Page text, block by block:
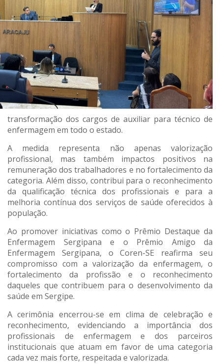
transformação dos cargos de auxiliar para técnico de
enfermagem em todo o estado.
A medida representa não apenas valorização
profissional, mas também impactos positivos na
remuneração dos trabalhadores e no fortalecimento da
categoria. Além disso, contribui para o reconhecimento
da qualificação técnica dos profissionais e para a
melhoria contínua dos serviços de saúde oferecidos à
população.
Ao promover iniciativas como o Prêmio Destaque da
Enfermagem Sergipana e o Prêmio Amigo da
Enfermagem Sergipana, o Coren-SE reafirma seu
compromisso com a valorização da enfermagem, o
fortalecimento da profissão e o reconhecimento
daqueles que contribuem para o desenvolvimento da
saúde em Sergipe.
A cerimônia encerrou-se em clima de celebração e
reconhecimento, evidenciando a importância dos
profissionais de enfermagem e dos parceiros
institucionais que atuam em favor de uma categoria
cada vez mais forte, respeitada e valorizada.